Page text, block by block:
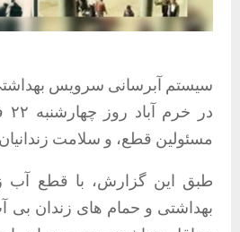
سیستم آبرسانی سرویس
مسئولین قطع، و سلامت
طبق این گزارش، با قطع آب
بهداشتی و حمام های زندان بی